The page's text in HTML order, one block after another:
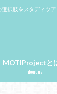
選択肢をスタディツ
MOTIProjectと
about us